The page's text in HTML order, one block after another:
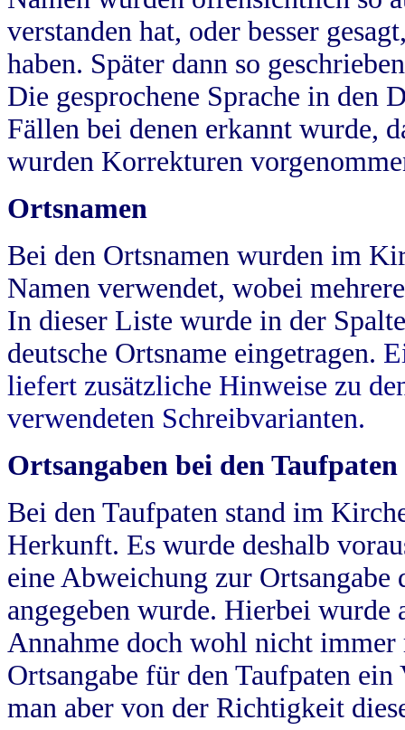
verstanden hat, oder besser
haben. Später dann so
Die gesprochene Sprache in
Fällen bei denen erkannt wurde,
wurden Korrekturen
Ortsnamen
Bei den Ortsnamen wurden im
Namen verwendet, wobei
In dieser Liste wurde in der
deutsche Ortsname eingetragen.
liefert zusätzliche Hinweise zu
verwendeten Schreibvarianten.
Ortsangaben bei den Taufpaten
Bei den Taufpaten stand im
Herkunft. Es wurde deshalb
eine Abweichung zur
angegeben wurde. Hierbei wurde
Annahme doch wohl nicht
Ortsangabe für den Taufpaten
man aber von der Richtigkeit